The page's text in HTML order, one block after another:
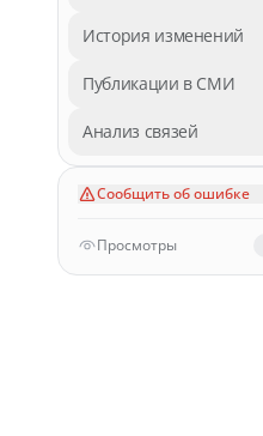
История изменений
Публикации в СМИ
Анализ связей
Сообщить об ошибке
Просмотры